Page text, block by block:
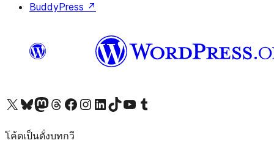
BuddyPress ↗
Visit our X (formerly Twitter) account
Visit our Bluesky account
Visit our Mastodon account
Visit our Threads account
Visit our Facebook pageVisit our Instagram account
Visit our LinkedIn account
Visit our TikTok account
Visit our YouTube channel
Visit our Tumblr account
โค้ดเป็นดั่งบทกวี